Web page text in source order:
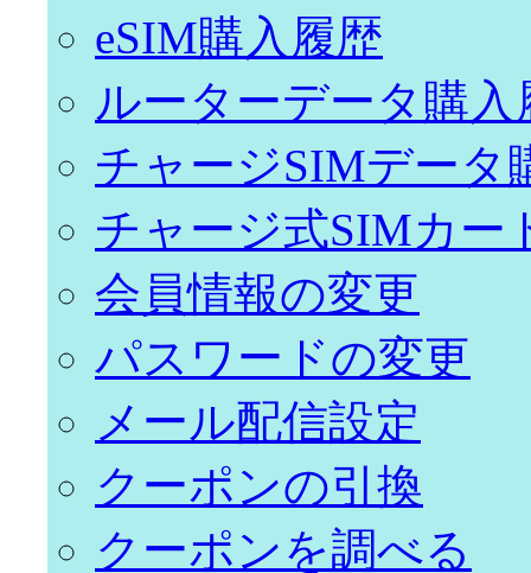
eSIM購入履歴
ルーターデータ購入
チャージSIMデータ
チャージ式SIMカー
会員情報の変更
パスワードの変更
メール配信設定
クーポンの引換
クーポンを調べる